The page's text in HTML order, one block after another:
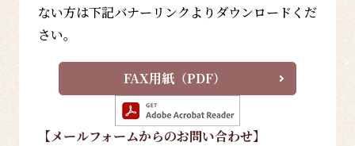
ない方は下記バナーリンクよりダウンロードくだ
さい。
FAX用紙（PDF）
【メールフォームからのお問い合わせ】